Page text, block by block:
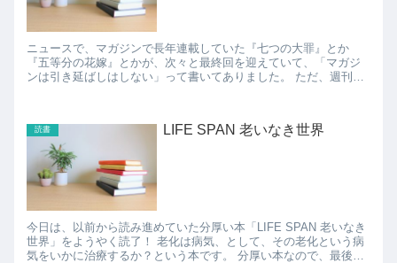
ニュースで、マガジンで長年連載していた『七つの大罪』とか
『五等分の花嫁』とかが、次々と最終回を迎えていて、「マガジ
ンは引き延ばしはしない」って書いてありました。 ただ、週刊少
読書 LIFE SPAN 老いなき世界
今日は、以前から読み進めていた分厚い本「LIFE SPAN 老いなき
世界」をようやく読了！ 老化は病気、として、その老化という病
気をいかに治療するか？という本です。 分厚い本なので、最後ま